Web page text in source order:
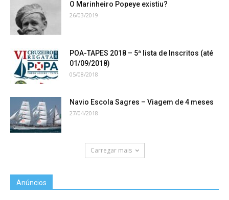
O Marinheiro Popeye existiu?
26/03/2019
POA-TAPES 2018 – 5ª lista de Inscritos (até
01/09/2018)
05/08/2018
Navio Escola Sagres – Viagem de 4 meses
27/04/2018
Carregar mais
Anúncios